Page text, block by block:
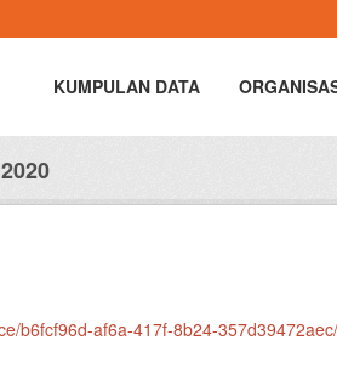
KUMPULAN DATA
b6fcf96d-af6a-417f-8b24-